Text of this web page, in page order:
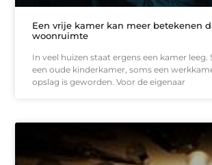
Een vrije kamer kan meer betekenen
woonruimte
In veel huizen staat ergens een kamer leeg.
een oude kinderkamer, soms een
opslag is geworden. Voor de eigenaar